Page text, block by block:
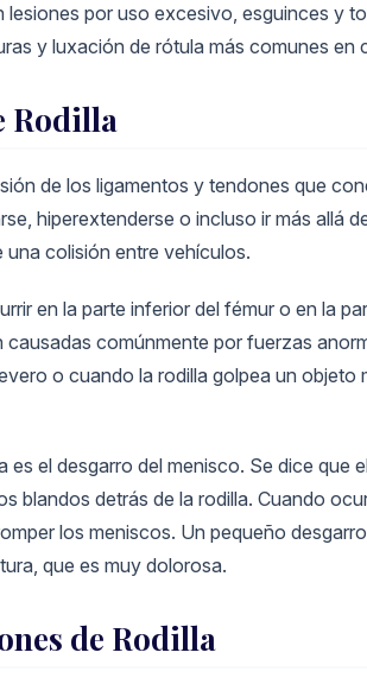
lesiones por uso excesivo, esguinces y
y luxación de rótula más comunes en
Rodilla
de los ligamentos y tendones que
hiperextenderse o incluso ir más allá
colisión entre vehículos.
en la parte inferior del fémur o en la
comúnmente por fuerzas
o cuando la rodilla golpea un
es el desgarro del menisco. Se dice que
blandos detrás de la rodilla. Cuando
los meniscos. Un pequeño
que es muy dolorosa.
de Rodilla